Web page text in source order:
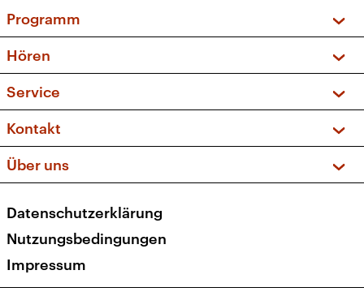
Programm
Sendungen und Podcasts
Musikliste
Kakadu – Das Kinderprogramm
Hören
Frequenzen (UKW + DAB+)
Service
FAQ
Apps
Newsletter
Veranstaltungen
Kontakt
Social Media
Über uns
Presse
Karriere
Transparenz
Datenschutzerklärung
Nutzungsbedingungen
Impressum